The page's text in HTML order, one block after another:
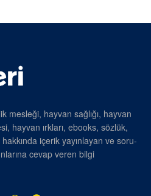
mesleği, hayvan sağlığı, hayvan
hayvan ırkları, ebooks, sözlük,
içerik yayınlayan ve soru-
cevap veren bilgi